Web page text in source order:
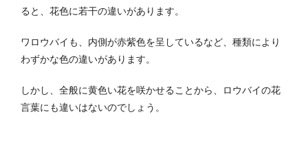
ると、花色に若干の違いがあります。
ワロウバイも、内側が赤紫色を呈しているなど、種類により
わずかな色の違いがあります。
しかし、全般に黄色い花を咲かせることから、ロウバイの花
言葉にも違いはないのでしょう。